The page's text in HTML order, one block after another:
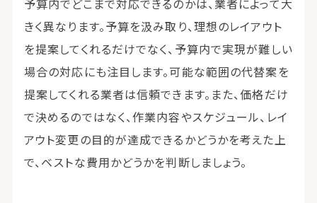
予算内でどこまで対応できるのかは、業者によって大
きく異なります。予算を汲み取り、理想のレイアウト
を提案してくれるだけでなく、予算内で実現が難しい
場合の対応にも注目します。可能な範囲の代替案を
提案してくれる業者は信頼できます。また、価格だけ
で決めるのではなく、作業内容やスケジュール、レイ
アウト変更の目的が達成できるかどうかを考えた上
で、ベストな費用かどうかを判断しましょう。